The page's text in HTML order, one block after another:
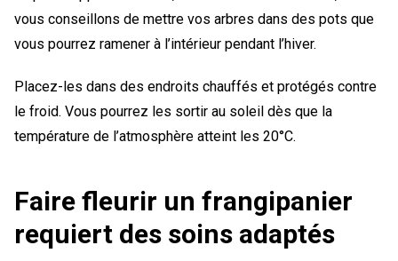
vous conseillons de mettre vos arbres dans des pots que
vous pourrez ramener à l’intérieur pendant l’hiver.
Placez-les dans des endroits chauffés et protégés contre
le froid. Vous pourrez les sortir au soleil dès que la
température de l’atmosphère atteint les 20°C.
Faire fleurir un frangipanier
requiert des soins adaptés